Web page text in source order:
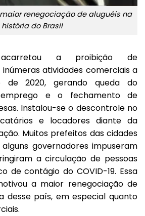
renegociação de aluguéis na
história do Brasil
a proibição de
atividades comerciais a
2020, gerando queda do
e o fechamento de
Instalou-se o descontrole no
e locadores diante da
Muitos prefeitos das cidades
governadores impuseram
a circulação de pessoas
de contágio do COVID-19. Essa
a maior renegociação de
desse país, em especial quanto